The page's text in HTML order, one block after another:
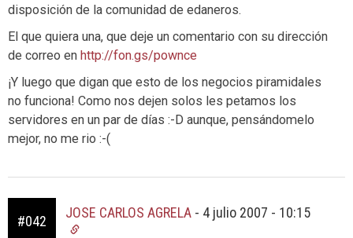
disposición de la comunidad de edaneros.
El que quiera una, que deje un comentario con su dirección
de correo en http://fon.gs/pownce
¡Y luego que digan que esto de los negocios piramidales
no funciona! Como nos dejen solos les petamos los
servidores en un par de días :-D aunque, pensándomelo
mejor, no me rio :-(
#042
JOSE CARLOS AGRELA - 4 julio 2007 - 10:15